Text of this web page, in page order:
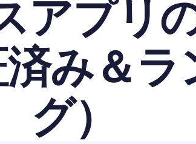
アプリ
み＆ラ
グ）